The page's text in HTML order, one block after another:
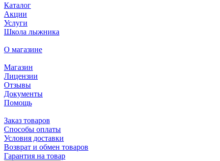
Каталог
Акции
Услуги
Школа лыжника
О магазине
Магазин
Лицензии
Отзывы
Документы
Помощь
Заказ товаров
Способы оплаты
Условия доставки
Возврат и обмен товаров
Гарантия на товар